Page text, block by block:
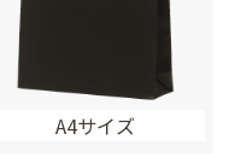
A4サイズ